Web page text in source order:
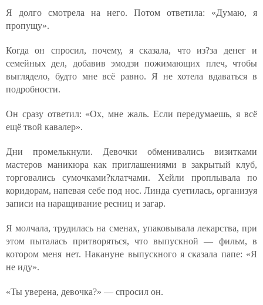
Я долго смотрела на него. Потом ответила: «Думаю, я
пропущу».
Когда он спросил, почему, я сказала, что из?за денег и
семейных дел, добавив эмодзи пожимающих плеч, чтобы
выглядело, будто мне всё равно. Я не хотела вдаваться в
подробности.
Он сразу ответил: «Ох, мне жаль. Если передумаешь, я всё
ещё твой кавалер».
Дни промелькнули. Девочки обменивались визитками
мастеров маникюра как приглашениями в закрытый клуб,
торговались сумочками?клатчами. Хейли проплывала по
коридорам, напевая себе под нос. Линда суетилась, организуя
записи на наращивание ресниц и загар.
Я молчала, трудилась на сменах, упаковывала лекарства, при
этом пыталась притворяться, что выпускной — фильм, в
котором меня нет. Накануне выпускного я сказала папе: «Я
не иду».
«Ты уверена, девочка?» — спросил он.